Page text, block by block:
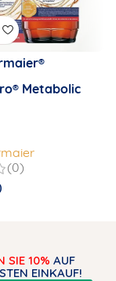
Metabolic
(0)
SIE 10% AUF
EINKAUF!